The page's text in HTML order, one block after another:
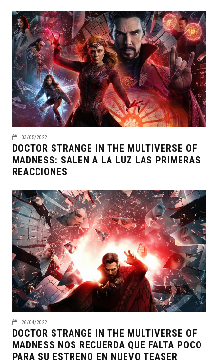
03/05/2022
DOCTOR STRANGE IN THE MULTIVERSE OF
MADNESS: SALEN A LA LUZ LAS PRIMERAS
REACCIONES
26/04/2022
DOCTOR STRANGE IN THE MULTIVERSE OF
MADNESS NOS RECUERDA QUE FALTA POCO
PARA SU ESTRENO EN NUEVO TEASER